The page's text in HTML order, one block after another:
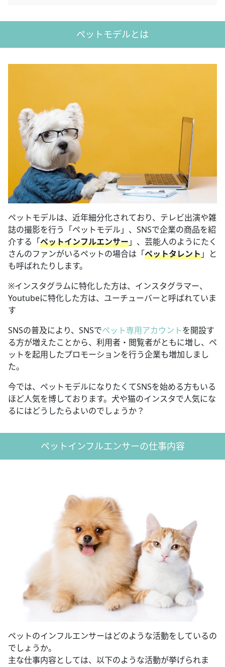
ペットモデルとは
ペットモデルは、近年細分化されており、テレビ出演や雑
誌の撮影を行う「ペットモデル」、SNSで企業の商品を紹
介する「ペットインフルエンサー」、芸能人のようにたく
さんのファンがいるペットの場合は「ペットタレント」と
も呼ばれたりします。
※インスタグラムに特化した方は、インスタグラマー、
Youtubeに特化した方は、ユーチューバーと呼ばれていま
す
SNSの普及により、SNSでペット専用アカウントを開設す
る方が増えたことから、利用者・閲覧者がともに増し、ペ
ットを起用したプロモーションを行う企業も増加しまし
た。
今では、ペットモデルになりたくてSNSを始める方もいる
ほど人気を博しております。犬や猫のインスタで人気にな
るにはどうしたらよいのでしょうか？
ペットインフルエンサーの仕事内容
ペットのインフルエンサーはどのような活動をしているの
でしょうか。
主な仕事内容としては、以下のような活動が挙げられま